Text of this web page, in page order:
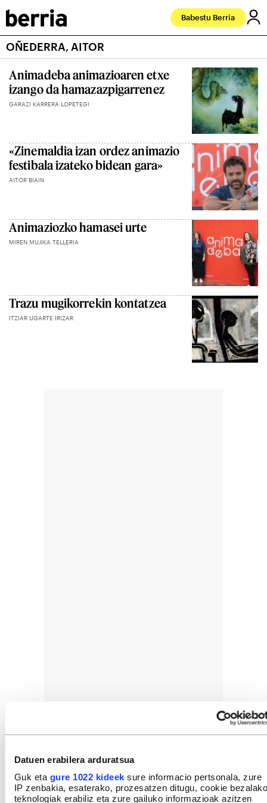
Datuen erabilera arduratsua
Guk eta gure 1022 kideek sure informacio pertsonala, zure
IP zenbakia, esaterako, prozesatzen ditugu, cookie bezalako
teknologiak erabiliz eta zure gailuko informazioak azitzen
Babestu Berria
OÑEDERRA, AITOR
Animadeba animazioaren etxe
izango da hamazazpigarrenez
GARAZI KARRERA LOPETEGI
«Zinemaldia izan ordez animazio
festibala izateko bidean gara»
AITOR BIAIN
Animaziozko hamasei urte
MIREN MUJIKA TELLERIA
Trazu mugikorrekin kontatzea
ITZIAR UGARTE IRIZAR